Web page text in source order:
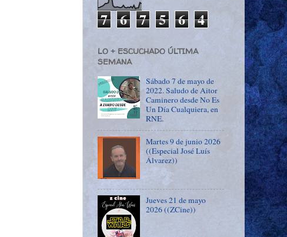
7 6 7 5 6 4
LO + ESCUCHADO ÚLTIMA
SEMANA
Sábado 7 de mayo de
2022. Saludo de Aitor
Caminero desde No Es
Un Día Cualquiera, en
RNE.
Martes 9 de junio 2026
((Especial José Luís
Álvarez))
Jueves 21 de mayo
2026 ((ZCine))